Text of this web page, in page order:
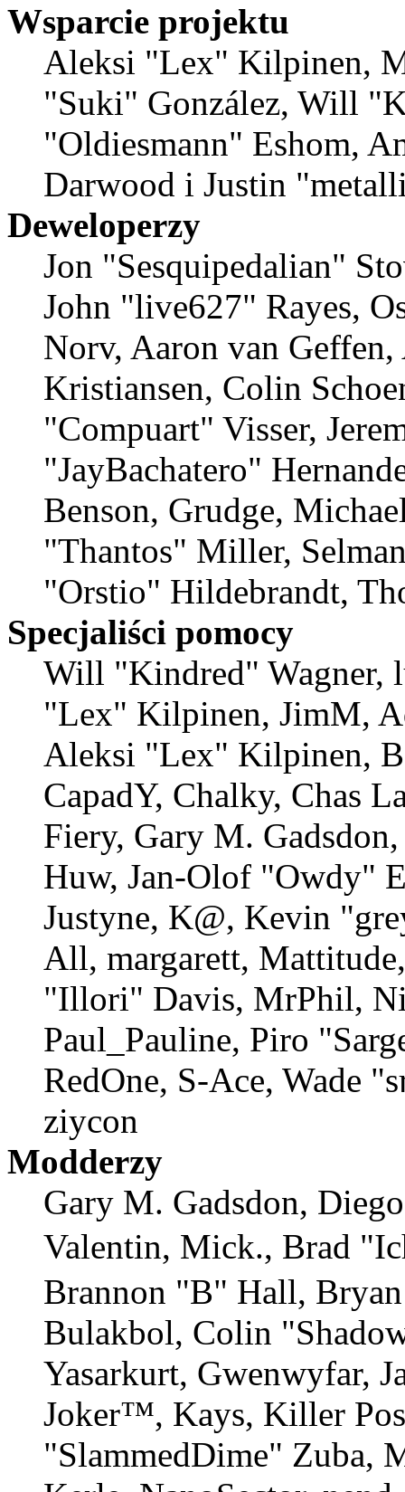
Wsparcie projektu
Aleksi "Lex" Kilpinen,
"Suki" González, Will
"Oldiesmann" Eshom,
Darwood i Justin
Deweloperzy
Jon "Sesquipedalian"
John "live627" Rayes,
Norv, Aaron van
Kristiansen, Colin
"Compuart" Visser,
"JayBachatero"
Benson, Grudge,
"Thantos" Miller,
"Orstio" Hildebrandt,
Specjaliści pomocy
Will "Kindred" Wagner,
"Lex" Kilpinen, JimM,
Aleksi "Lex" Kilpinen,
CapadY, Chalky, Chas
Fiery, Gary M.
Huw, Jan-Olof "Owdy"
Justyne, K@, Kevin
All, margarett,
"Illori" Davis, MrPhil,
Paul_Pauline, Piro
RedOne, S-Ace, Wade
ziycon
Modderzy
Gary M. Gadsdon,
Valentin, Mick., Brad
Brannon "B" Hall,
Bulakbol, Colin
Yasarkurt, Gwenwyfar,
Joker™, Kays, Killer
"SlammedDime" Zuba,